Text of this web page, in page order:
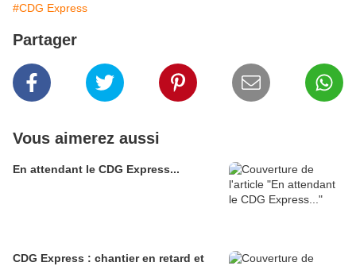
#CDG Express
Partager
Vous aimerez aussi
En attendant le CDG Express...
CDG Express : chantier en retard et